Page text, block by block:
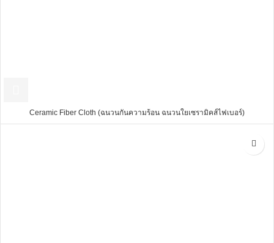
Ceramic Fiber Cloth (ฉนวนกันความร้อน ฉนวนใยเซรามิคส์ไฟเบอร์)